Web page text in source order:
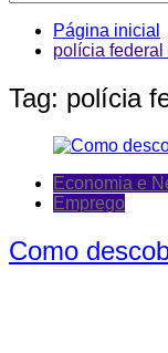
Página inicial
polícia federal
Tag: polícia
Economia e
Emprego
Como